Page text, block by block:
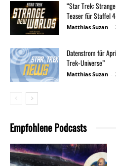
“Star Trek:
Teaser für Staffel 4
Matthias Suzan -
Datenstrom für
Trek-Universe”
Matthias Suzan -
Empfohlene Podcasts